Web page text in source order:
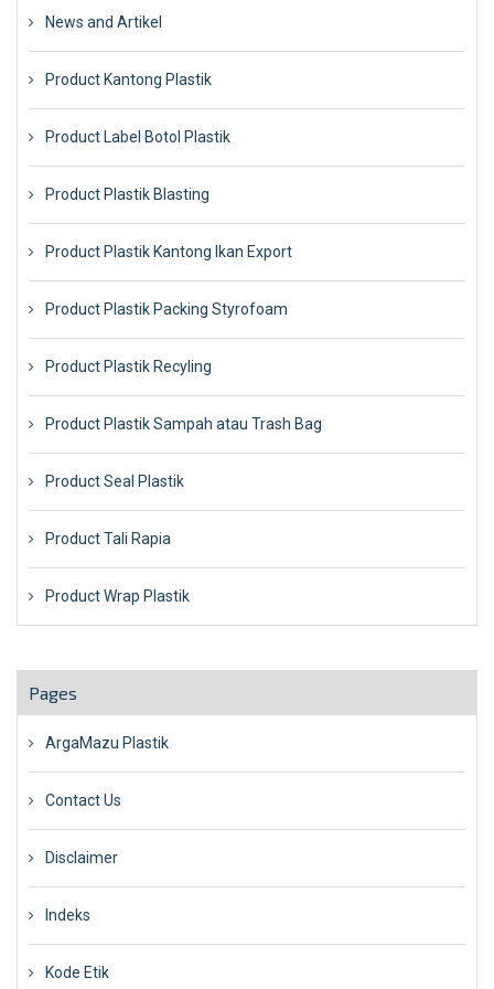
News and Artikel
Product Kantong Plastik
Product Label Botol Plastik
Product Plastik Blasting
Product Plastik Kantong Ikan Export
Product Plastik Packing Styrofoam
Product Plastik Recyling
Product Plastik Sampah atau Trash Bag
Product Seal Plastik
Product Tali Rapia
Product Wrap Plastik
Pages
ArgaMazu Plastik
Contact Us
Disclaimer
Indeks
Kode Etik